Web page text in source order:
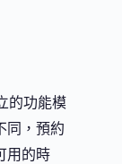
的功能模
同，預約
用的時